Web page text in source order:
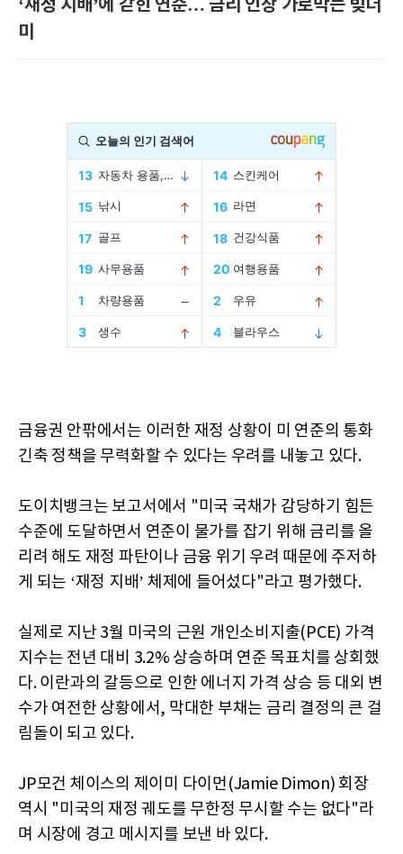
‘재정 지배’에 갇힌 연준… 금리 인상 가로막는 빚더
미
금융권 안팎에서는 이러한 재정 상황이 미 연준의 통화
긴축 정책을 무력화할 수 있다는 우려를 내놓고 있다.
도이치뱅크는 보고서에서 "미국 국채가 감당하기 힘든
수준에 도달하면서 연준이 물가를 잡기 위해 금리를 올
리려 해도 재정 파탄이나 금융 위기 우려 때문에 주저하
게 되는 ‘재정 지배’ 체제에 들어섰다"라고 평가했다.
실제로 지난 3월 미국의 근원 개인소비지출(PCE) 가격
지수는 전년 대비 3.2% 상승하며 연준 목표치를 상회했
다. 이란과의 갈등으로 인한 에너지 가격 상승 등 대외 변
수가 여전한 상황에서, 막대한 부채는 금리 결정의 큰 걸
림돌이 되고 있다.
JP모건 체이스의 제이미 다이먼(Jamie Dimon) 회장
역시 "미국의 재정 궤도를 무한정 무시할 수는 없다"라
며 시장에 경고 메시지를 보낸 바 있다.